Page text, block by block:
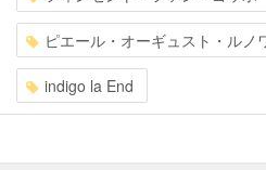
ピエール・オーギュスト・ルノ
indigo la End